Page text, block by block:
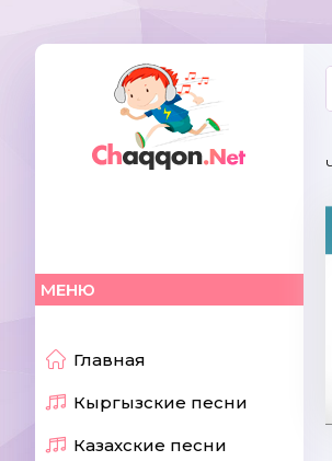
МЕНЮ
Главная
Кыргызские песни
Казахские песни